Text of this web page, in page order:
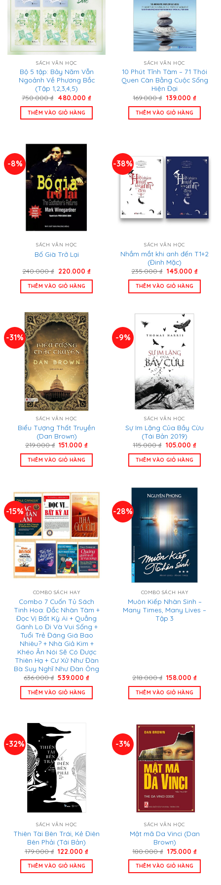
SÁCH VĂN HỌC
Bộ 5 tập: Bảy Năm Vẫn
Ngoảnh Về Phương Bắc
(Tập 1,2,3,4,5)
750.000₫ Giá
là:
750.000 ₫.
480.000 ₫Giá
tại
THÊM VÀO GIỎ HÀNG
SÁCH VĂN HỌC
10 Phút Tĩnh Tâm – 71 Thói
Quen Cân Bằng Cuộc Sống
Hiện Đại
169.000₫ Giá
là:
169.000 ₫.
139.000 ₫Giá
tại
THÊM VÀO GIỎ HÀNG
-8%
SÁCH VĂN HỌC
Bố Già Trở Lại
240.000₫ Giá
là:
240.000 ₫.
220.000 ₫Giá
THÊM VÀO GIỎ HÀNG
-38%
SÁCH VĂN HỌC
Nhắm mắt khi anh đến T1+2
(Đinh Mặc)
235.000₫ Giá
là:
235.000 ₫.
145.000 ₫Giá
THÊM VÀO GIỎ HÀNG
-31%
SÁCH VĂN HỌC
Biểu Tượng Thất Truyền
(Dan Brown)
219.000₫ Giá
là:
219.000 ₫.
151.000₫Giá
tại
THÊM VÀO GIỎ HÀNG
-9%
SÁCH VĂN HỌC
Sự Im Lặng Của Bầy Cừu
(Tái Bản 2019)
115.000₫ Giá
là:
115.000 ₫.
105.000 ₫Giá
tại
THÊM VÀO GIỎ HÀNG
-15%
COMBO SÁCH HAY
Combo 7 Cuốn Tủ Sách
Tinh Hoa: Đắc Nhân Tâm +
Đọc Vị Bất Kỳ Ai + Quẳng
Gánh Lo Đi Và Vui Sống +
Tuổi Trẻ Đáng Giá Bao
Nhiêu? + Nhà Giả Kim +
Khéo Ăn Nói Sẽ Có Được
Thiên Hạ + Cư Xử Như Đàn
Bà Suy Nghĩ Như Đàn Ông
636.000₫ Giá
là:
636.000 ₫.
539.000₫Giá
tại
THÊM VÀO GIỎ HÀNG
-28%
COMBO SÁCH HAY
Muôn Kiếp Nhân Sinh –
Many Times, Many Lives –
Tập 3
218.000₫ Giá
là:
218.000 ₫.
158.000₫Giá
tại
THÊM VÀO GIỎ HÀNG
-32%
SÁCH VĂN HỌC
Thiên Tài Bên Trái, Kẻ Điên
Bên Phải (Tái Bản)
179.000₫ Giá
là:
179.000 ₫.
122.000₫Giá
THÊM VÀO GIỎ HÀNG
-3%
SÁCH VĂN HỌC
Mật mã Da Vinci (Dan
Brown)
180.000₫ Giá
là:
180.000 ₫.
175.000 ₫Giá
THÊM VÀO GIỎ HÀNG